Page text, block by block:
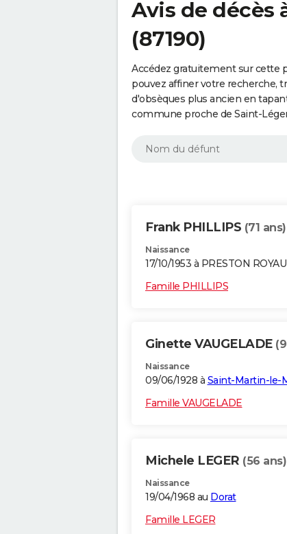
Avis de décès
(87190)
Accédez gratuitement sur cette
pouvez affiner votre recherche,
d'obsèques plus ancien en
commune proche de Saint-
Frank PHILLIPS (71 ans)
Naissance
17/10/1953 à PRESTON
Famille PHILLIPS
Ginette VAUGELADE
Naissance
09/06/1928 à Saint-Martin-le-
Famille VAUGELADE
Michele LEGER (56 ans)
Naissance
19/04/1968 au Dorat
Famille LEGER